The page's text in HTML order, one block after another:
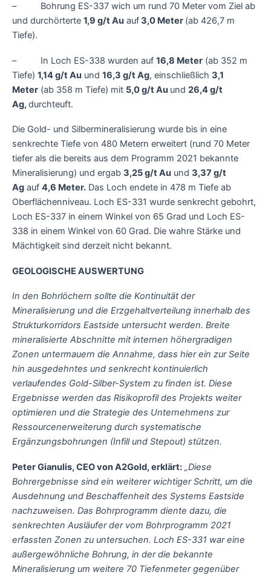
– Bohrung ES-337 wich um rund 70 Meter vom Ziel ab
und durchörterte 1,9 g/t Au auf3,0 Meter (ab 426,7 m
Tiefe).
– In Loch ES-338 wurden auf 16,8 Meter (ab 352 m
Tiefe) 1,14 g/t Au und 16,3 g/t Ag, einschließlich 3,1
Meter (ab 358 m Tiefe) mit 5,0 g/t Au und 26,4 g/t
Ag, durchteuft.
Die Gold- und Silbermineralisierung wurde bis in eine
senkrechte Tiefe von 480 Metern erweitert (rund 70 Meter
tiefer als die bereits aus dem Programm 2021 bekannte
Mineralisierung) und ergab 3,25 g/t Au und 3,37 g/t
Ag auf 4,6 Meter. Das Loch endete in 478 m Tiefe ab
Oberflächenniveau. Loch ES-331 wurde senkrecht gebohrt,
Loch ES-337 in einem Winkel von 65 Grad und Loch ES-
338 in einem Winkel von 60 Grad. Die wahre Stärke und
Mächtigkeit sind derzeit nicht bekannt.
GEOLOGISCHE AUSWERTUNG
In den Bohrlöchern sollte die Kontinuität der
Mineralisierung und die Erzgehaltverteilung innerhalb des
Strukturkorridors Eastside untersucht werden. Breite
mineralisierte Abschnitte mit internen höhergradigen
Zonen untermauern die Annahme, dass hier ein zur Seite
hin ausgedehntes und senkrecht kontinuierlich
verlaufendes Gold-Silber-System zu finden ist. Diese
Ergebnisse werden das Risikoprofil des Projekts weiter
optimieren und die Strategie des Unternehmens zur
Ressourcenerweiterung durch systematische
Ergänzungsbohrungen (Infill und Stepout) stützen.
Peter Gianulis, CEO von A2Gold, erklärt: „Diese
Bohrergebnisse sind ein weiterer wichtiger Schritt, um die
Ausdehnung und Beschaffenheit des Systems Eastside
nachzuweisen. Das Bohrprogramm diente dazu, die
senkrechten Ausläufer der vom Bohrprogramm 2021
erfassten Zonen zu untersuchen. Loch ES-331 war eine
außergewöhnliche Bohrung, in der die bekannte
Mineralisierung um weitere 70 Tiefenmeter gegenüber